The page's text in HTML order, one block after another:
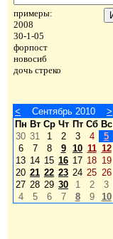
примеры:
2008
30-1-05
форпост
новосиб
дочь стреко
< Сентябрь 2010
>
Пн Вт Ср Чт Пт Сб Вс
30 31 1 2 3 4
5
6
7 8 9 10 11 12
13 14 15 16 17 18 19
20 21 22 23 24 25 26
27 28 29 30 1 2
3
4
5 6 7 8 9 10